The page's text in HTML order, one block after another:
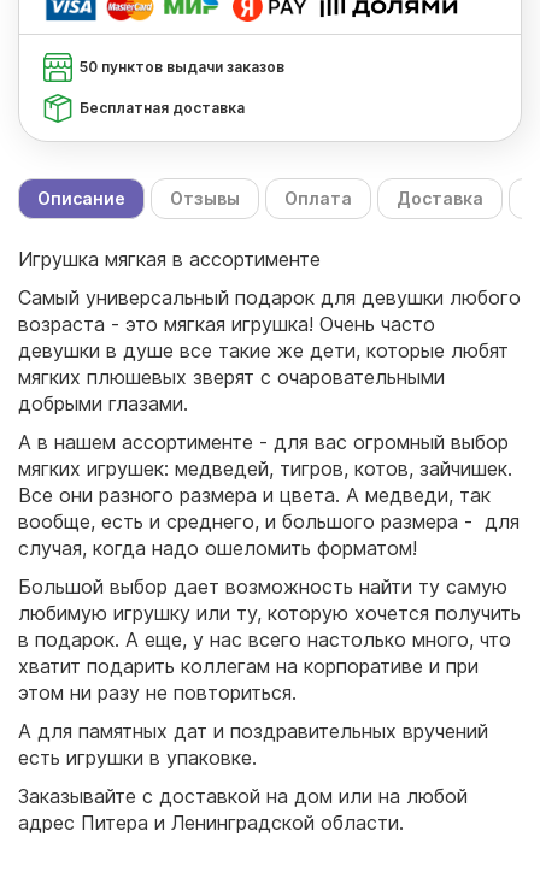
50 пунктов выдачи заказов
Бесплатная доставка
Описание Отзывы Оплата Доставка
Игрушка мягкая в ассортименте
Самый универсальный подарок для девушки любого
возраста - это мягкая игрушка! Очень часто
девушки в душе все такие же дети, которые любят
мягких плюшевых зверят с очаровательными
добрыми глазами.
А в нашем ассортименте - для вас огромный выбор
мягких игрушек: медведей, тигров, котов, зайчишек.
Все они разного размера и цвета. А медведи, так
вообще, есть и среднего, и большого размера - для
случая, когда надо ошеломить форматом!
Большой выбор дает возможность найти ту самую
любимую игрушку или ту, которую хочется получить
в подарок. А еще, у нас всего настолько много, что
хватит подарить коллегам на корпоративе и при
этом ни разу не повториться.
А для памятных дат и поздравительных вручений
есть игрушки в упаковке.
Заказывайте с доставкой на дом или на любой
адрес Питера и Ленинградской области.